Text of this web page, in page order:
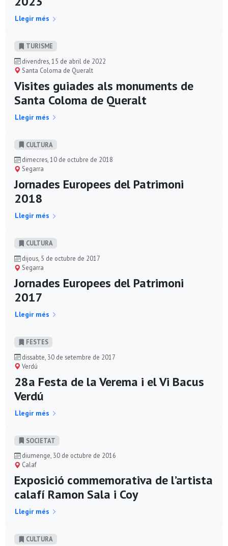
Llegir més
TURISME
divendres, 15 de abril de 2022
Santa Coloma de Queralt
Visites guiades als monuments de
Santa Coloma de Queralt
Llegir més
CULTURA
dimecres, 10 de octubre de 2018
Segarra
Jornades Europees del Patrimoni
2018
Llegir més
CULTURA
dijous, 5 de octubre de 2017
Segarra
Jornades Europees del Patrimoni
2017
Llegir més
FESTES
dissabte, 30 de setembre de 2017
Verdú
28a Festa de la Verema i el Vi Bacus
Verdú
Llegir més
SOCIETAT
diumenge, 30 de octubre de 2016
Calaf
Exposició commemorativa de l’artista
calafí Ramon Sala i Coy
Llegir més
CULTURA